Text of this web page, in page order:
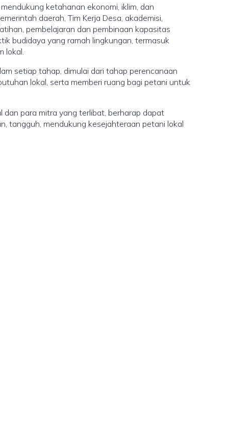
ketahanan ekonomi, iklim, dan
daerah, Tim Kerja Desa, akademisi,
pembelajaran dan pembinaan kapasitas
budidaya yang ramah lingkungan, termasuk
lokal.
setiap tahap, dimulai dari tahap perencanaan
lokal, serta memberi ruang bagi petani untuk
dan para mitra yang terlibat, berharap dapat
tangguh, mendukung kesejahteraan petani lokal